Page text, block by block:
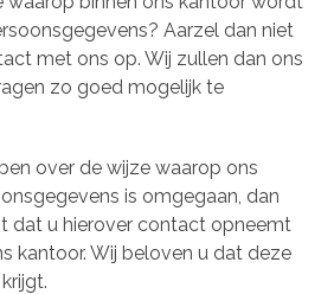
Aarzel dan niet
met ons op. Wij zullen dan ons
zo goed mogelijk te
over de wijze waarop ons
is omgegaan, dan
dat u hierover contact opneemt
kantoor. Wij beloven u dat deze